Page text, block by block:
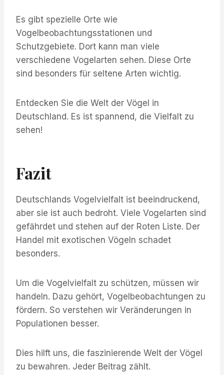
Es gibt spezielle Orte wie
Vogelbeobachtungsstationen und
Schutzgebiete. Dort kann man viele
verschiedene Vogelarten sehen. Diese Orte
sind besonders für seltene Arten wichtig.
Entdecken Sie die Welt der Vögel in
Deutschland. Es ist spannend, die Vielfalt zu
sehen!
Fazit
Deutschlands Vogelvielfalt ist beeindruckend,
aber sie ist auch bedroht. Viele Vogelarten sind
gefährdet und stehen auf der Roten Liste. Der
Handel mit exotischen Vögeln schadet
besonders.
Um die Vogelvielfalt zu schützen, müssen wir
handeln. Dazu gehört, Vogelbeobachtungen zu
fördern. So verstehen wir Veränderungen in
Populationen besser.
Dies hilft uns, die faszinierende Welt der Vögel
zu bewahren. Jeder Beitrag zählt.